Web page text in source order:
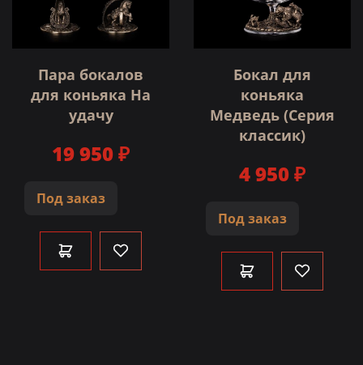
Пара бокалов
для коньяка На
удачу
Под заказ
19 950 ₽
Бокал для
коньяка
Медведь (Серия
классик)
Под заказ
4 950 ₽